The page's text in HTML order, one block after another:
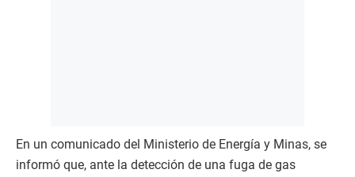
En un comunicado del Ministerio de Energía y Minas, se
informó que, ante la detección de una fuga de gas